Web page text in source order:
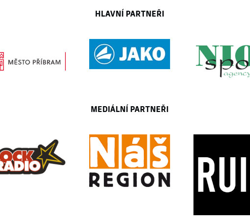
HLAVNÍ PARTNEŘI
MEDIÁLNÍ PARTNEŘI